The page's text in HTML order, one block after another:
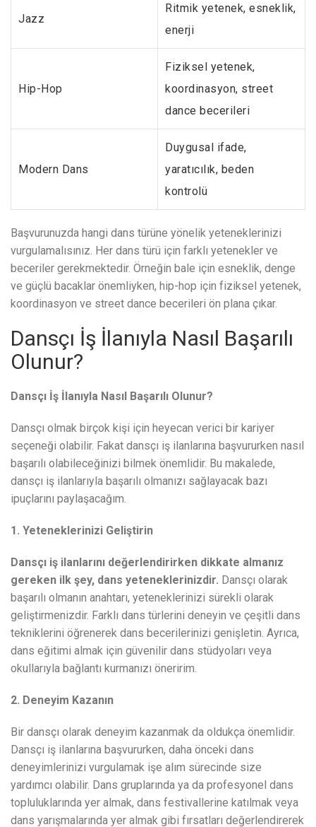
Jazz
Ritmik yetenek, esneklik,
enerji
Hip-Hop
Fiziksel yetenek,
koordinasyon, street
dance becerileri
Modern Dans
Duygusal ifade,
yaratıcılık, beden
kontrolü
Başvurunuzda hangi dans türüne yönelik yeteneklerinizi
vurgulamalısınız. Her dans türü için farklı yetenekler ve
beceriler gerekmektedir. Örneğin bale için esneklik, denge
ve güçlü bacaklar önemliyken, hip-hop için fiziksel yetenek,
koordinasyon ve street dance becerileri ön plana çıkar.
Dansçı İş İlanıyla Nasıl Başarılı
Olunur?
Dansçı İş İlanıyla Nasıl Başarılı Olunur?
Dansçı olmak birçok kişi için heyecan verici bir kariyer
seçeneği olabilir. Fakat dansçı iş ilanlarına başvururken nasıl
başarılı olabileceğinizi bilmek önemlidir. Bu makalede,
dansçı iş ilanlarıyla başarılı olmanızı sağlayacak bazı
ipuçlarını paylaşacağım.
1. Yeteneklerinizi Geliştirin
Dansçı iş ilanlarını değerlendirirken dikkate almanız
gereken ilk şey, dans yeteneklerinizdir. Dansçı olarak
başarılı olmanın anahtarı, yeteneklerinizi sürekli olarak
geliştirmenizdir. Farklı dans türlerini deneyin ve çeşitli dans
tekniklerini öğrenerek dans becerilerinizi genişletin. Ayrıca,
dans eğitimi almak için güvenilir dans stüdyoları veya
okullarıyla bağlantı kurmanızı öneririm.
2. Deneyim Kazanın
Bir dansçı olarak deneyim kazanmak da oldukça önemlidir.
Dansçı iş ilanlarına başvururken, daha önceki dans
deneyimlerinizi vurgulamak işe alım sürecinde size
yardımcı olabilir. Dans gruplarında ya da profesyonel dans
topluluklarında yer almak, dans festivallerine katılmak veya
dans yarışmalarında yer almak gibi fırsatları değerlendirerek